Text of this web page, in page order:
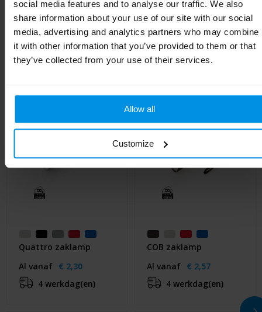
social media features and to analyse our traffic. We also
share information about your use of our site with our social
media, advertising and analytics partners who may combine
it with other information that you’ve provided to them or that
they’ve collected from your use of their services.
Allow all
Customize
Gerelateerde producten
Quattro zaklamp
Al vanaf € 2,30
4 werkdag(en)
COB zaklamp
Al vanaf € 2,57
4 werkdag(en)